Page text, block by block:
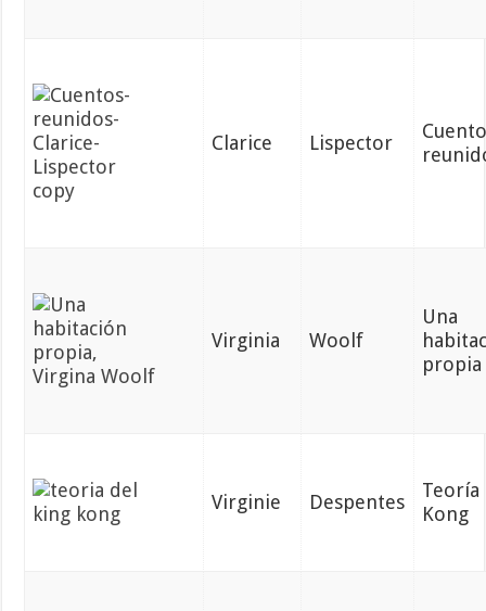
Clarice Lispector
Virginia Woolf
Una
propia
Virginie Despentes
Teoría
Kong